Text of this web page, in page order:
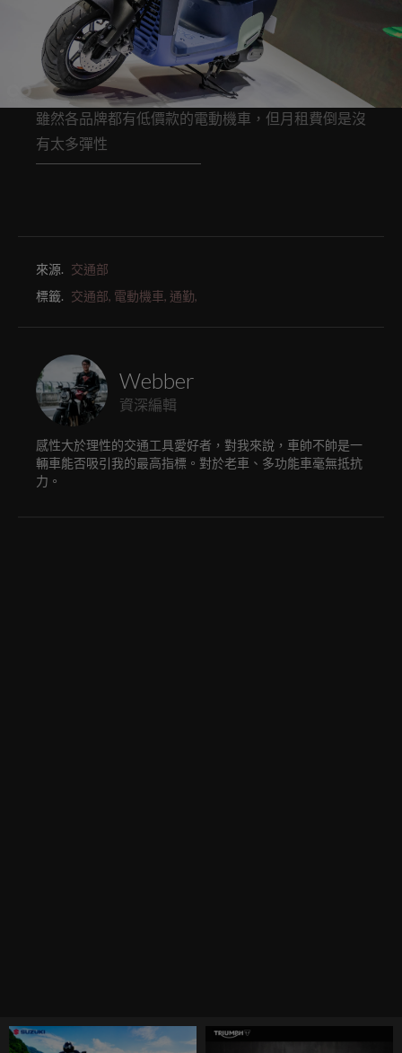
雖然各品牌都有低價款的電動機車，但月租費倒是沒
有太多彈性
來源. 交通部
標籤. 交通部, 電動機車, 通勤,
Webber
資深編輯
感性大於理性的交通工具愛好者，對我來說，車帥不帥是一
輛車能否吸引我的最高指標。對於老車、多功能車毫無抵抗
力。